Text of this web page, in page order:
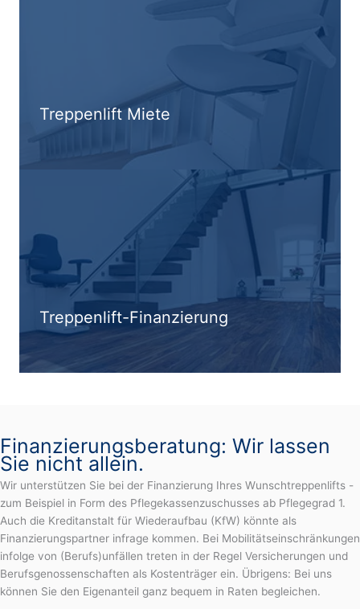
Treppenlift Miete
Treppenlift-Finanzierung
Finanzierungsberatung: Wir lassen
Sie nicht allein.
Wir unterstützen Sie bei der Finanzierung Ihres Wunschtreppenlifts -
zum Beispiel in Form des Pflegekassenzuschusses ab Pflegegrad 1.
Auch die Kreditanstalt für Wiederaufbau (KfW) könnte als
Finanzierungspartner infrage kommen. Bei Mobilitätseinschränkungen
infolge von (Berufs)unfällen treten in der Regel Versicherungen und
Berufsgenossenschaften als Kostenträger ein. Übrigens: Bei uns
können Sie den Eigenanteil ganz bequem in Raten begleichen.